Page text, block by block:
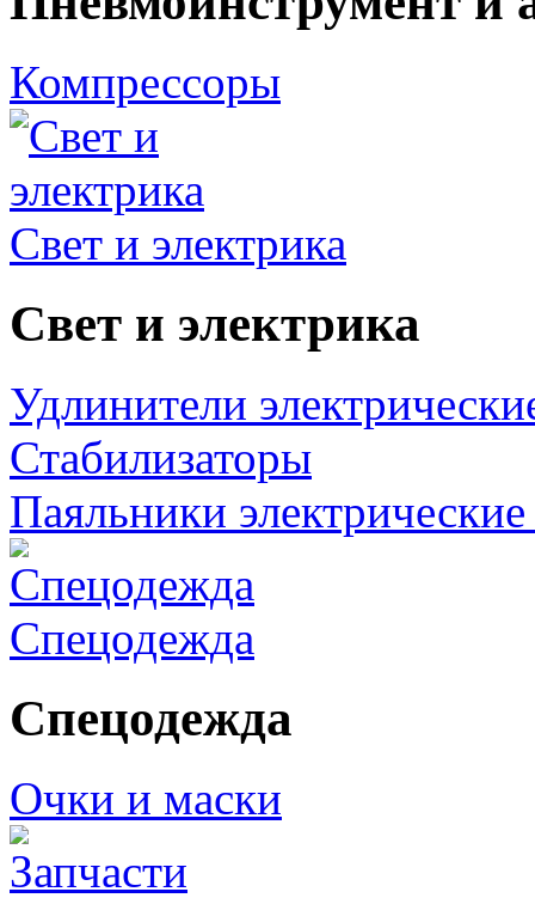
Компрессоры
Свет и электрика
Свет и электрика
Удлинители
Стабилизаторы
Паяльники
Спецодежда
Спецодежда
Очки и маски